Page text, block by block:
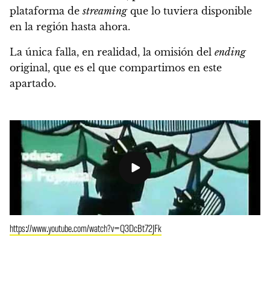
plataforma destreamingque lo tuviera disponible
en la región hasta ahora.
La única falla, en realidad, la omisión del ending
original, que es el que compartimos en este
apartado.
https://www.youtube.com/watch?v=Q3DcBt72JFk